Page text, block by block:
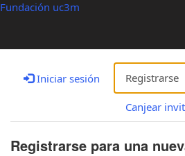
Fundación uc3m
Iniciar sesión Registrarse
Canjear
Registrarse para una